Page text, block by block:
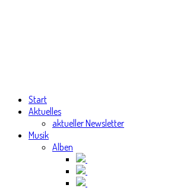
Start
Aktuelles
aktueller Newsletter
Musik
Alben